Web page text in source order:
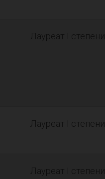
Лауреат I степени
Лауреат I степени
Лауреат I степени